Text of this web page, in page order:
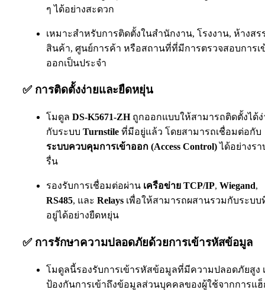
ๆ ได้อย่างสะดวก
เหมาะสำหรับการติดตั้งในสำนักงาน, โรงงาน, ห้างสร
สินค้า, ศูนย์การค้า หรือสถานที่ที่มีการตรวจสอบการเ
ออกเป็นประจำ
✅ การติดตั้งง่ายและยืดหยุ่น
โมดูล DS-K5671-ZHถูกออกแบบให้สามารถติดตั้งได้ง่
กับระบบ Turnstile ที่มีอยู่แล้ว โดยสามารถเชื่อมต่อกับ
ระบบควบคุมการเข้าออก (Access Control)ได้อย่างรา
รื่น
รองรับการเชื่อมต่อผ่าน เครือข่าย TCP/IP, Wiegand,
RS485, และ Relays เพื่อให้สามารถผสานรวมกับระบบ
อยู่ได้อย่างยืดหยุ่น
✅ การรักษาความปลอดภัยด้วยการเข้ารหัสข้อมูล
โมดูลนี้รองรับการเข้ารหัสข้อมูลที่มีความปลอดภัยสูง
ป้องกันการเข้าถึงข้อมูลส่วนบุคคลของผู้ใช้จากการแฮ็